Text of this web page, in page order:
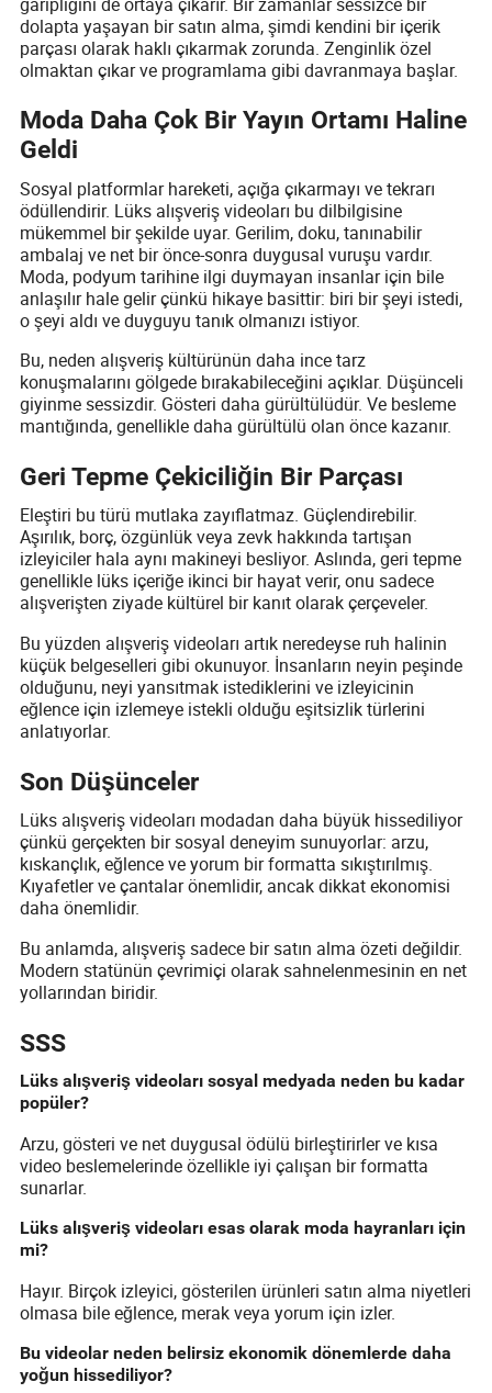
dolapta yaşayan bir satın alma, şimdi kendini bir içerik
parçası olarak haklı çıkarmak zorunda. Zenginlik özel
olmaktan çıkar ve programlama gibi davranmaya başlar.
Moda Daha Çok Bir Yayın Ortamı Haline
Geldi
Sosyal platformlar hareketi, açığa çıkarmayı ve tekrarı
ödüllendirir. Lüks alışveriş videoları bu dilbilgisine
mükemmel bir şekilde uyar. Gerilim, doku, tanınabilir
ambalaj ve net bir önce-sonra duygusal vuruşu vardır.
Moda, podyum tarihine ilgi duymayan insanlar için bile
anlaşılır hale gelir çünkü hikaye basittir: biri bir şeyi istedi,
o şeyi aldı ve duyguyu tanık olmanızı istiyor.
Bu, neden alışveriş kültürünün daha ince tarz
konuşmalarını gölgede bırakabileceğini açıklar. Düşünceli
giyinme sessizdir. Gösteri daha gürültülüdür. Ve besleme
mantığında, genellikle daha gürültülü olan önce kazanır.
Geri Tepme Çekiciliğin Bir Parçası
Eleştiri bu türü mutlaka zayıflatmaz. Güçlendirebilir.
Aşırılık, borç, özgünlük veya zevk hakkında tartışan
izleyiciler hala aynı makineyi besliyor. Aslında, geri tepme
genellikle lüks içeriğe ikinci bir hayat verir, onu sadece
alışverişten ziyade kültürel bir kanıt olarak çerçeveler.
Bu yüzden alışveriş videoları artık neredeyse ruh halinin
küçük belgeselleri gibi okunuyor. İnsanların neyin peşinde
olduğunu, neyi yansıtmak istediklerini ve izleyicinin
eğlence için izlemeye istekli olduğu eşitsizlik türlerini
anlatıyorlar.
Son Düşünceler
Lüks alışveriş videoları modadan daha büyük hissediliyor
çünkü gerçekten bir sosyal deneyim sunuyorlar: arzu,
kıskançlık, eğlence ve yorum bir formatta sıkıştırılmış.
Kıyafetler ve çantalar önemlidir, ancak dikkat ekonomisi
daha önemlidir.
Bu anlamda, alışveriş sadece bir satın alma özeti değildir.
Modern statünün çevrimiçi olarak sahnelenmesinin en net
yollarından biridir.
SSS
Lüks alışveriş videoları sosyal medyada neden bu kadar
popüler?
Arzu, gösteri ve net duygusal ödülü birleştirirler ve kısa
video beslemelerinde özellikle iyi çalışan bir formatta
sunarlar.
Lüks alışveriş videoları esas olarak moda hayranları için
mi?
Hayır. Birçok izleyici, gösterilen ürünleri satın alma niyetleri
olmasa bile eğlence, merak veya yorum için izler.
Bu videolar neden belirsiz ekonomik dönemlerde daha
yoğun hissediliyor?